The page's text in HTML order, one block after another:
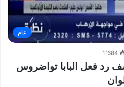
عام
1٬684
رد فعل البابا تواضروس